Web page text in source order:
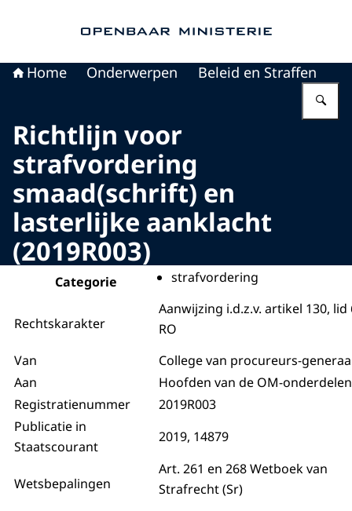
Home Onderwerpen Beleid en Straffen
Richtlijn voor
strafvordering
smaad(schrift) en
lasterlijke aanklacht
(2019R003)
Categorie strafvordering
Rechtskarakter
Aanwijzing i.d.z.v. artikel 130, lid
RO
Van
College van procureurs-
Aan
Hoofden van de OM-onderdelen
Registratienummer
2019R003
Publicatie in
Staatscourant
2019, 14879
Wetsbepalingen
Art. 261 en 268 Wetboek van
Strafrecht (Sr)